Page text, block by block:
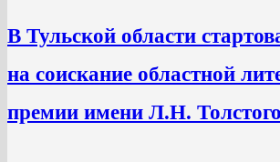
В Тульской области
на соискание областной
премии имени Л.Н. Толстого